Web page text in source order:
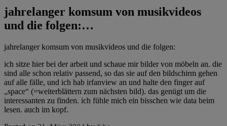
jahrelanger komsum von musikvideos
und die folgen:…
jahrelanger komsum von musikvideos und die folgen:
ich sitze hier bei der arbeit und schaue mir bilder von möbeln an. die
sind alle schon relativ passend, so das sie auf den bildschirm gehen
auf alle fälle, und ich hab irfanview an und halte den finger auf
„space“ (=weiterblättern zum nächsten bild). das genügt um die
interessanten zu finden. ich fühle mich ein bisschen wie data beim
lesen. auch im kopf.